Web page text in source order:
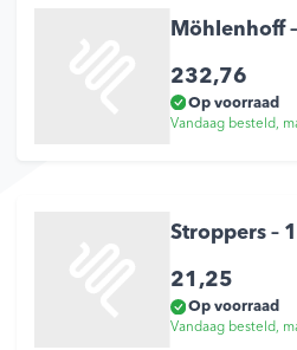
Möhlenhoff
232,76
Op voorraad
Vandaag besteld,
Stroppers –
21,25
Op voorraad
Vandaag besteld,